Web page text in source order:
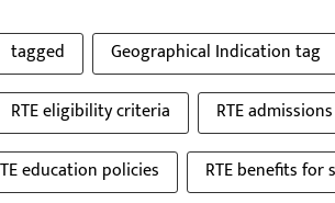
tagged Geographical Indication tag
RTE eligibility criteria
RTE
education policies
RTE benefits for